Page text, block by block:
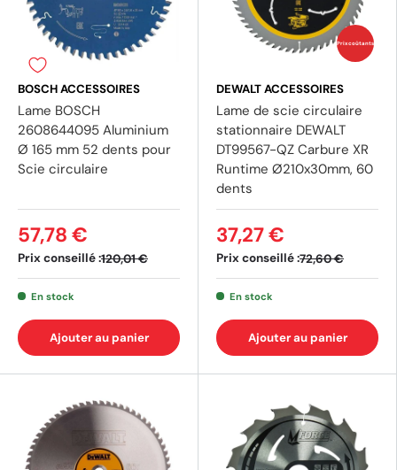
BOSCH ACCESSOIRES
Lame BOSCH
2608644095 Aluminium
Ø 165 mm 52 dents pour
Scie circulaire
Prix conseillé :120,01 €
57,78 €
En stock
Ajouter au panier
Prix coûtants
DEWALT ACCESSOIRES
Lame de scie circulaire
stationnaire DEWALT
DT99567-QZ Carbure XR
Runtime Ø210x30mm, 60
dents
Prix conseillé :72,60 €
37,27 €
En stock
Ajouter au panier